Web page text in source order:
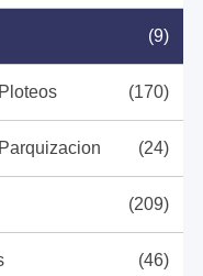
(9)
(170)
(24)
(209)
(46)